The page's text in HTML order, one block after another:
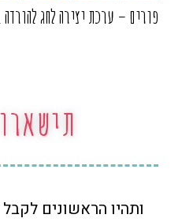
פורים – ערכת יצירה לחג
ותהיו הראשונים